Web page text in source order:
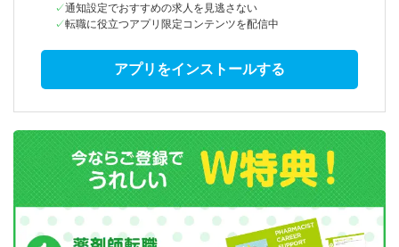
通知設定でおすすめの求人を見逃さない
転職に役立つアプリ限定コンテンツを配信中
アプリをインストールする